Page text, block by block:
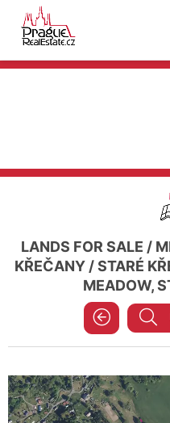
LANDS FOR SALE /
KŘEČANY/STARÉ
MEADOW,